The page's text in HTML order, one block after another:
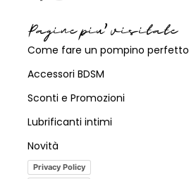
Pagine piu' visitate
Come fare un pompino perfetto
Accessori BDSM
Sconti e Promozioni
Lubrificanti intimi
Novità
Privacy Policy